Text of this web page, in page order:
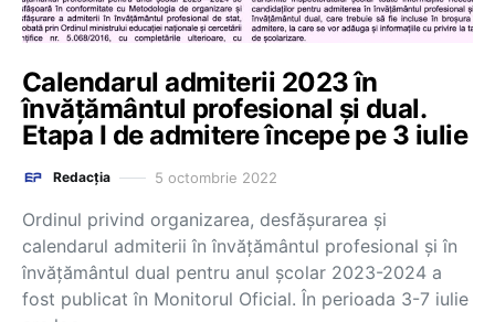
Calendarul admiterii 2023 în
învățământul profesional și dual.
Etapa I de admitere începe pe 3 iulie
Redacția 5 octombrie 2022
Ordinul privind organizarea, desfășurarea și
calendarul admiterii în învățământul profesional și în
învățământul dual pentru anul școlar 2023-2024 a
fost publicat în Monitorul Oficial. În perioada 3-7 iulie